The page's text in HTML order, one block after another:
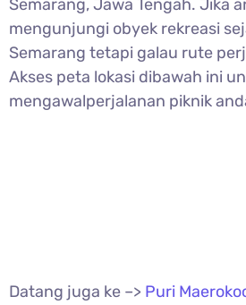
Semarang, Jawa Tengah. Jika
mengunjungi obyek rekreasi
Semarang tetapi galau rute
Akses peta lokasi dibawah ini
mengawalperjalanan piknik
Datang juga ke –> Puri